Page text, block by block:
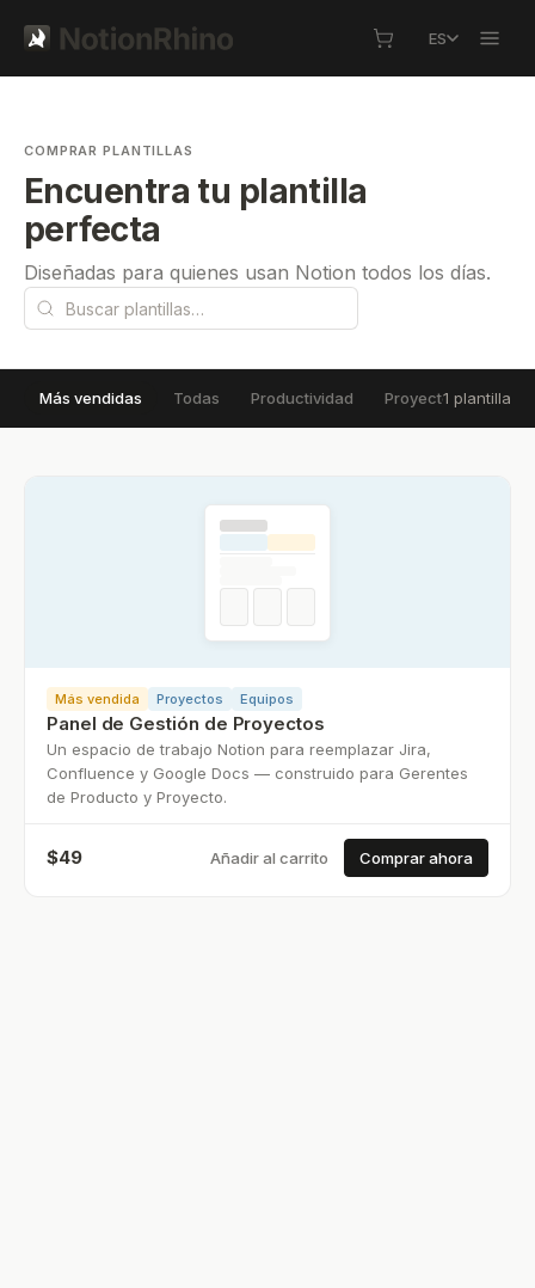
ES
COMPRAR PLANTILLAS
Encuentra tu plantilla
perfecta
Diseñadas para quienes usan Notion todos los días.
Más vendidas Todas Productividad Proyectos1 plantilla
Más vendida Proyectos Equipos
Panel de Gestión de Proyectos
Un espacio de trabajo Notion para reemplazar Jira,
Confluence y Google Docs — construido para Gerentes
de Producto y Proyecto.
$49 Añadir al carrito Comprar ahora